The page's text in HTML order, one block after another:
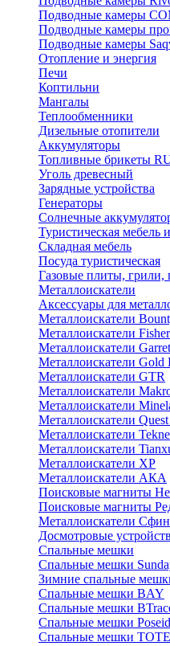
Подводные камеры
Подводные камеры
Подводные камеры
Отопление и энергия
Печи
Коптильни
Мангалы
Теплообменники
Дизельные отопители
Аккумуляторы
Топливные брикеты
Уголь древесный
Зарядные устройства
Генераторы
Солнечные
Туристическая мебель
Складная мебель
Посуда туристическая
Газовые плиты, грили,
Металлоискатели
Аксессуары для
Металлоискатели
Металлоискатели Fisher
Металлоискатели
Металлоискатели Gold
Металлоискатели GTR
Металлоискатели
Металлоискатели
Металлоискатели
Металлоискатели
Металлоискатели
Металлоискатели XP
Металлоискатели АКА
Поисковые магниты
Поисковые магниты
Металлоискатели
Досмотровые
Спальные мешки
Спальные мешки
Зимние спальные
Спальные мешки BAY
Спальные мешки
Спальные мешки
Спальные мешки